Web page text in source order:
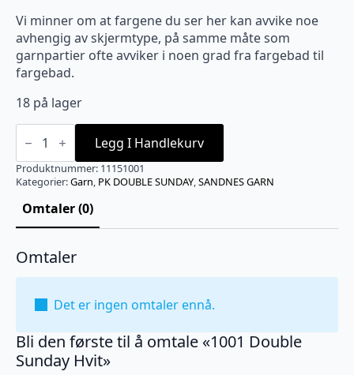
Vi minner om at fargene du ser her kan avvike noe
avhengig av skjermtype, på samme måte som
garnpartier ofte avviker i noen grad fra fargebad til
fargebad.
18 på lager
1001
Double
Hvit
antall
Legg I Handlekurv
Produktnummer: 11151001
Kategorier:Garn, PK DOUBLE SUNDAY,SANDNES GARN
Omtaler (0)
Omtaler
Det er ingen omtaler ennå.
Bli den første til å omtale «1001 Double
Sunday Hvit»